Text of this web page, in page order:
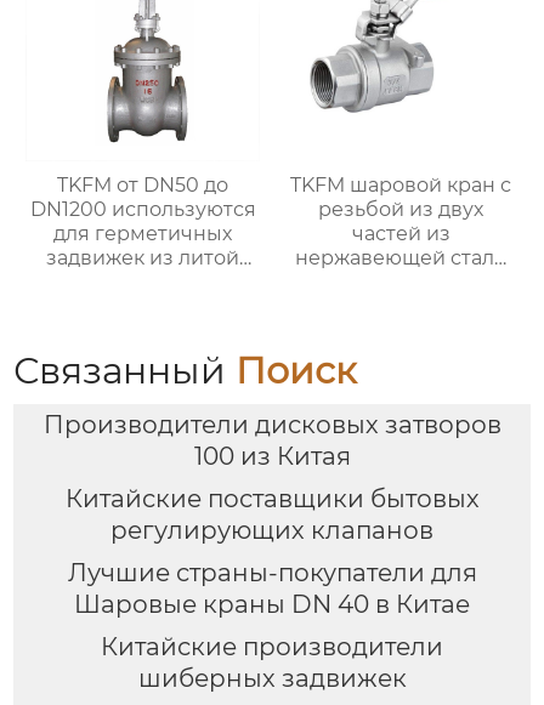
TKFM от DN50 до
DN1200 используются
для герметичных
задвижек из литой
TKFM шаровой кран с
резьбой из двух
частей из
нержавеющей стали
Связанный Поиск
Производители дисковых затворов
100 из Китая
Китайские поставщики бытовых
регулирующих клапанов
Лучшие страны-покупатели для
Шаровые краны DN 40 в Китае
Китайские производители
шиберных задвижек